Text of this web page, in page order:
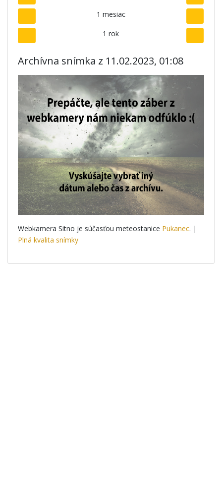
1 mesiac
1 rok
Archívna snímka z 11.02.2023, 01:08
Webkamera Sitno je súčasťou meteostanice Pukanec. |
Plná kvalita snímky